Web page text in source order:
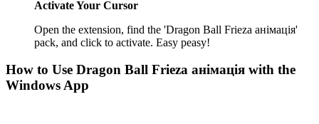
Activate Your Cursor
Open the extension, find the 'Dragon Ball Frieza анімація'
pack, and click to activate. Easy peasy!
How to Use Dragon Ball Frieza анімація with the
Windows App